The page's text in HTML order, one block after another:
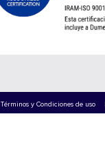
Términos y Condiciones de uso